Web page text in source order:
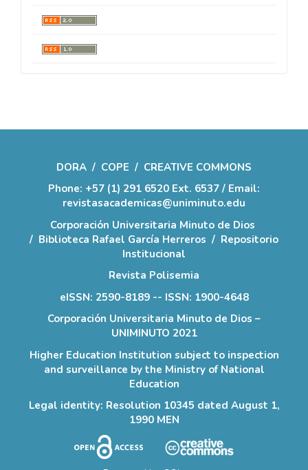
DORA / COPE / CREATIVE COMMONS
Phone: +57 (1) 291 6520 Ext. 6537 / Email:
revistasacademicas@uniminuto.edu
Corporación Universitaria Minuto de Dios
/ Biblioteca Rafael García Herreros / Repositorio
Institucional
Revista Polisemia
eISSN: 2590-8189 -- ISSN: 1900-4648
Corporación Universitaria Minuto de Dios –
UNIMINUTO 2021
Higher Education Institution subject to inspection
and surveillance by the Ministry of National
Education
Legal identity: Resolution 10345 dated August 1,
1990 MEN